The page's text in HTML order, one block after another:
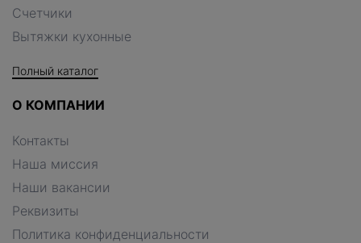
Счетчики
Вытяжки кухонные
Полный каталог
О КОМПАНИИ
Контакты
Наша миссия
Наши вакансии
Реквизиты
Политика конфиденциальности